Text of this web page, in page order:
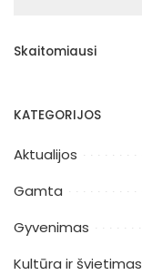
Skaitomiausi
KATEGORIJOS
Aktualijos
Gamta
Gyvenimas
Kultūra ir švietimas